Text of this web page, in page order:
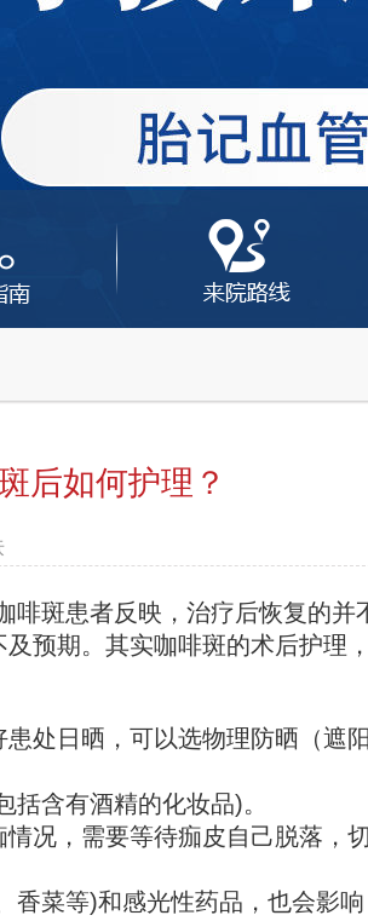
后如何护理？
斑患者反映，治疗后恢复的并
预期。其实咖啡斑的术后护理，
处日晒，可以选物理防晒（遮阳
含有酒精的化妆品)。
况，需要等待痂皮自己脱落，切
菜等)和感光性药品，也会影响